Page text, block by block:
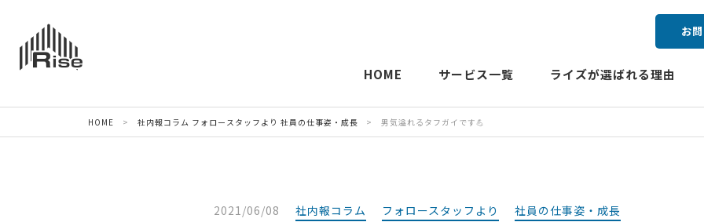
お
HOME サービス一覧 ライズが選ばれる理由
HOME > 社内報コラム フォロースタッフより 社員の仕事姿・成長 > 男気溢れるタフガイです💪
2021/06/08 社内報コラム フォロースタッフより 社員の仕事姿・成長